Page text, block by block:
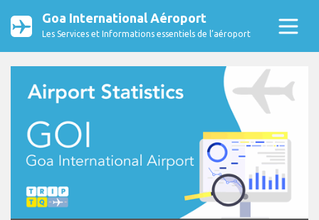
Goa International Aéroport
Les Services et Informations essentiels de l’aéroport